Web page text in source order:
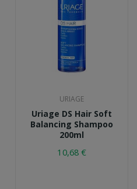
URIAGE
Uriage DS Hair Soft
Balancing Shampoo
200ml
10,68 €